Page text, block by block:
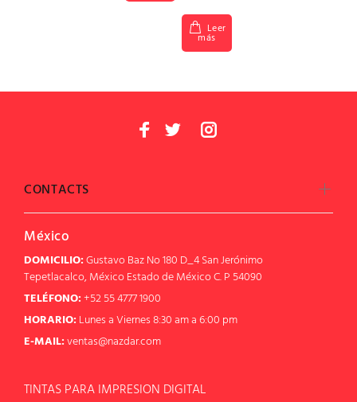
Leer
más
CONTACTS
México
DOMICILIO:Gustavo Baz No 180 D_4 San Jerónimo
Tepetlacalco, México Estado de México C. P 54090
TELÉFONO:+52 55 4777 1900
HORARIO: Lunes a Viernes 8:30 am a 6:00 pm
E-MAIL:ventas@nazdar.com
TINTAS PARA IMPRESION DIGITAL